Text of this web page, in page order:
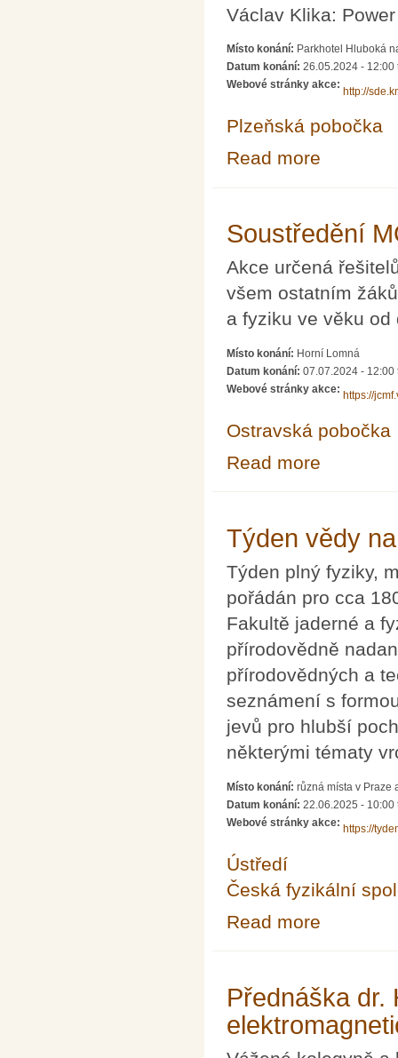
Václav Klika:
Místo konání: Parkhotel Hluboká
Datum konání: 26.05.2024 - 12:00
Webové stránky akce:
http://
Plzeňská pobočka
Read more
Soustředění
Akce určená
všem ostatním
a fyziku ve věku
Místo konání: Horní Lomná
Datum konání: 07.07.2024 - 12:00
Webové stránky akce:
https://
Ostravská pobočka
Read more
Týden vědy
Týden plný fyziky,
pořádán pro cca
Fakultě jaderné a
přírodovědně
přírodovědných a
seznámení s
jevů pro hlubší
některými tématy
Místo konání: různá místa v Praze
Datum konání: 22.06.2025 - 10:00
Webové stránky akce:
https://
Ústředí
Česká fyzikální
Read more
Přednáška dr.